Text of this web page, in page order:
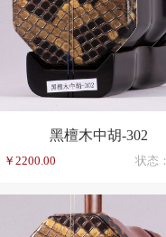
黑檀木中胡-302
￥2200.00 状态